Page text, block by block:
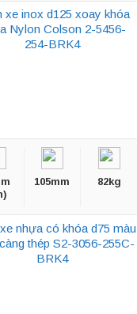
xe inox d125 xoay khóa
Nylon Colson 2-5456-
254-BRK4
105mm 82kg
nhựa có khóa d75 màu
thép S2-3056-255C-
BRK4